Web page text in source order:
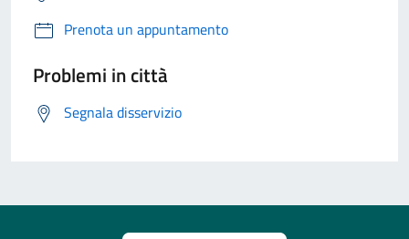
Prenota un appuntamento
Problemi in città
Segnala disservizio